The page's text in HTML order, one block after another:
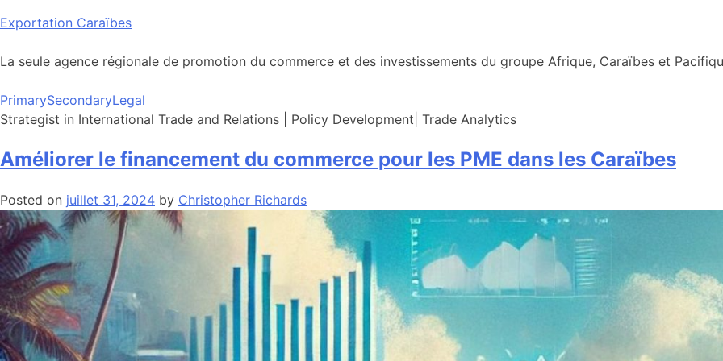
Skip
content
Exportation Caraïbes
La seule agence régionale de promotion du commerce et des investissements du groupe Afrique, Caraïbes et
PrimarySecondaryLegal
Strategist in International Trade and Relations | Policy Development| Trade Analytics
Améliorer le financement du commerce pour les PME dans les Caraïbes
Posted on juillet 31, 2024 by Christopher Richards